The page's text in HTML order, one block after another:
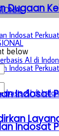
Indosat
Dugaan
Indosat
below